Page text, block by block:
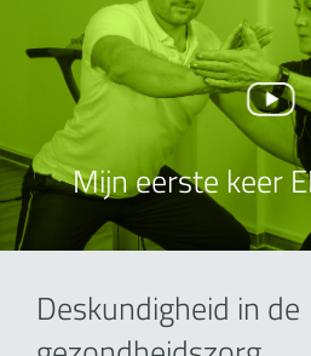
Mijn eerste keer
Deskundigheid in de